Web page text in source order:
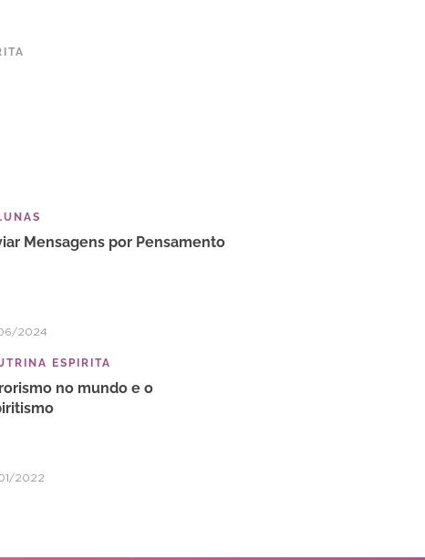
Mensagens por Pensamento
2024
ESPIRITA
no mundo e o
2022